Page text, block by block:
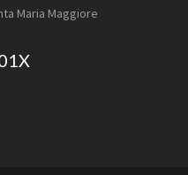
Maria Maggiore